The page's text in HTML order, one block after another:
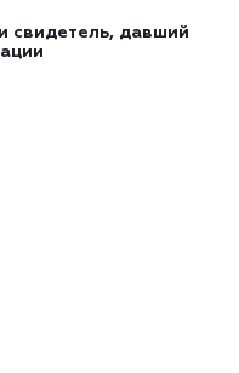
свидетель, давший